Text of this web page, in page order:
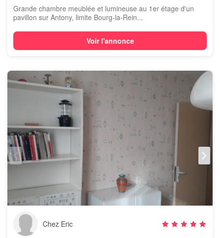
Grande chambre meublée et lumineuse au 1er étage d'un
pavillon sur Antony, limite Bourg-la-Rein...
Voir l'annonce
Chez Eric